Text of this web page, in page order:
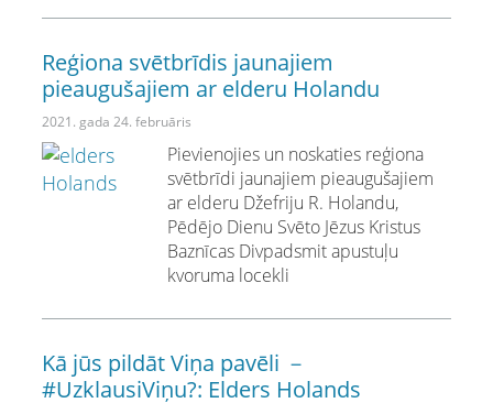
Reģiona svētbrīdis jaunajiem
pieaugušajiem ar elderu Holandu
2021. gada 24. februāris
Pievienojies un noskaties reģiona
svētbrīdi jaunajiem pieaugušajiem
ar elderu Džefriju R. Holandu,
Pēdējo Dienu Svēto Jēzus Kristus
Baznīcas Divpadsmit apustuļu
kvoruma locekli
Kā jūs pildāt Viņa pavēli －
#UzklausiViņu?: Elders Holands